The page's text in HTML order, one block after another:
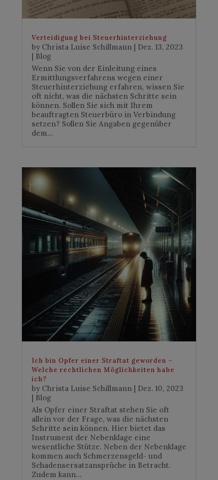
Verteidigung bei Steuerhinterziehung
by Christa Luise Schillmann | Dez. 13, 2023
| Blog
Wenn Sie von der Einleitung eines
Ermittlungsverfahrens wegen einer
Steuerhinterziehung erfahren, wissen Sie
oft nicht, was die nächsten Schritte sein
können. Sollen Sie sich mit Ihrem
beauftragten Steuerbüro in Verbindung
setzen? Sollen Sie Angaben gegenüber
dem...
Ich bin Opfer einer Straftat geworden –
Welche rechtlichen Möglichkeiten habe
ich?
by Christa Luise Schillmann| Dez. 10, 2023
| Blog
Als Opfer einer Straftat stehen Sie oft
allein vor der Frage, was die nächsten
Schritte sein können. Hier bietet das
Instrument der Nebenklage eine
wesentliche Stütze. Neben der Nebenklage
kommen auch Schmerzensgeld- und
Schadensersatzansprüche in Betracht.
Zudem kann...